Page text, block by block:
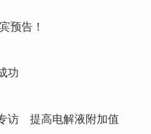
预告！
功
访 提高电解液附加值